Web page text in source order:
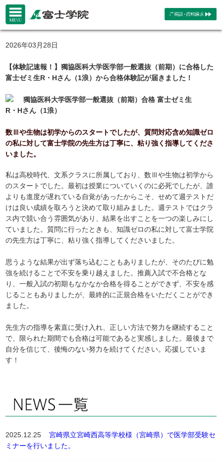
2026年03月28日
【体験記速報！】獨協医科大学医学部一般選抜（前期）に合格した
富士ゼミ生R・Hさん（1浪）から合格体験記が届きました！
獨協医科大学医学部一般選抜（前期）合格 富士ゼミ生
R・Hさん（1浪）
数Ⅲや生物は初学からのスタートでしたが、質問対応含め知識ゼロ
の私に対して富士学院の先生方は丁寧に、粘り強く指導してくださ
いました。
私は高校時代、文系クラスに所属しており、数Ⅲや生物は初学から
のスタートでした。最初は授業についていくのに必死でしたが、誰
よりも進度が遅れている自覚があったからこそ、せめて週テストだ
けは良い成績を取ろうと決めて取り組みました。週テストではクラ
ス内で競い合う雰囲気があり、結果を出すことを一つの楽しみにし
ていました。質問に行ったときも、知識ゼロの私に対して富士学院
の先生方は丁寧に、粘り強く指導してくださいました。
思うような結果が出ず落ち込むこともありましたが、そのたびに勉
強を続けることで不安を乗り越えました。推薦入試で不合格とな
り、一般入試の初期もなかなか合格を得ることができず、不安を感
じることもありましたが、最終的に正規合格をいただくことができ
ました。
先生方の指導を素直に受け入れ、正しい方法で努力を継続すること
で、限られた期間でも合格は可能であると実感しました。最後まで
自分を信じて、後悔のない努力を続けてください。応援していま
す！
2025.12.25宮崎県立宮崎西高等学校様（宮崎県）で医学部受験セ
ミナーを行いました。